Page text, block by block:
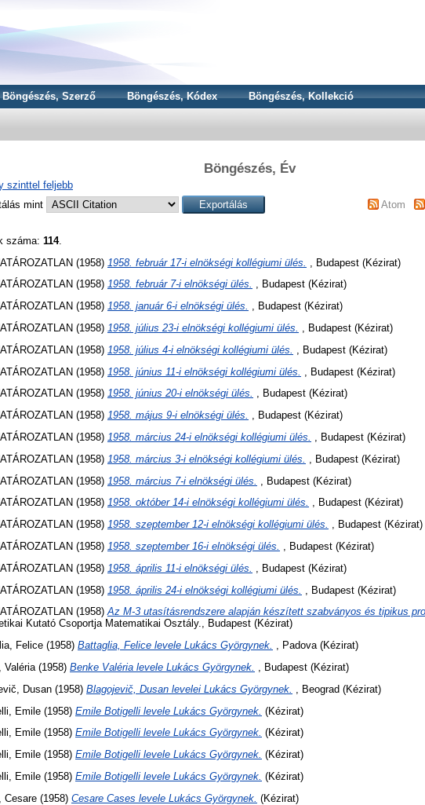
Böngészés, Szerző Böngészés, Kódex Böngészés, Kollekció
Böngészés, Év
szinttel feljebb
mint
Atom
száma: 114.
(1958) 1958. február 17-i elnökségi kollégiumi ülés.
, Budapest (Kézirat)
(1958) 1958. február 7-i elnökségi ülés. , Budapest (Kézirat)
(1958) 1958. január 6-i elnökségi ülés. , Budapest (Kézirat)
(1958) 1958. július 23-i elnökségi kollégiumi ülés.
, Budapest (Kézirat)
(1958) 1958. július 4-i elnökségi kollégiumi ülés.
, Budapest (Kézirat)
(1958) 1958. június 11-i elnökségi kollégiumi ülés.
, Budapest (Kézirat)
(1958) 1958. június 20-i elnökségi ülés. , Budapest (Kézirat)
(1958) 1958. május 9-i elnökségi ülés. , Budapest (Kézirat)
(1958) 1958. március 24-i elnökségi kollégiumi ülés.
, Budapest (Kézirat)
(1958) 1958. március 3-i elnökségi kollégiumi ülés.
, Budapest (Kézirat)
(1958) 1958. március 7-i elnökségi ülés.
, Budapest (Kézirat)
(1958) 1958. október 14-i elnökségi kollégiumi ülés. , Budapest (Kézirat)
(1958) 1958. szeptember 12-i elnökségi kollégiumi ülés. , Budapest (Kézirat)
(1958) 1958. szeptember 16-i elnökségi ülés.
, Budapest (Kézirat)
(1958) 1958. április 11-i elnökségi ülés.
, Budapest (Kézirat)
(1958) 1958. április 24-i elnökségi kollégiumi ülés.
, Budapest (Kézirat)
(1958)Az M-3 utasításrendszere alapján készített szabványos és tipikus
Kutató Csoportja Matematikai Osztály., Budapest (Kézirat)
Felice (1958) Battaglia, Felice levele Lukács Györgynek. , Padova (Kézirat)
Valéria (1958) Benke Valéria levele Lukács Györgynek.
, Budapest (Kézirat)
Dusan (1958) Blagojevič, Dusan levelei Lukács Györgynek.
, Beograd (Kézirat)
Emile (1958) Emile Botigelli levele Lukács Györgynek. (Kézirat)
Emile (1958) Emile Botigelli levele Lukács Györgynek. (Kézirat)
Emile (1958) Emile Botigelli levele Lukács Györgynek. (Kézirat)
Emile (1958) Emile Botigelli levele Lukács Györgynek. (Kézirat)
Cesare (1958) Cesare Cases levele Lukács Györgynek. (Kézirat)